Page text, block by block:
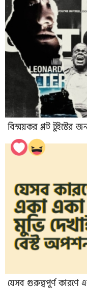
বিস্ময়কর প্লট টুইস্টের
যেসব গুরুত্বপূর্ণ কারণে